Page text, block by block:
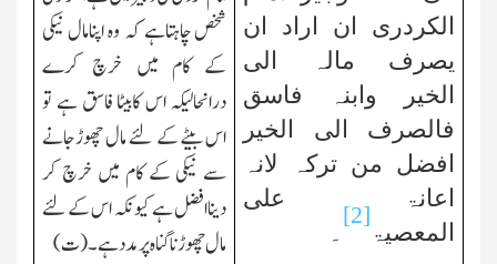
الکردری ان اراد ان
یصرف مالہ الی
الخیر وابنہ فاسق
فالصرف الی الخیر
افضل من ترکہ لانہ
اعانۃ علی
المعصیۃ
[2]
۔
شخص چاہتاہے کہ وہ اپنامال نیکی
کے کام میں خرچ کرے
درانحالیکہ اس کابیٹا فاسق ہے تو
اس بیٹے کے لئے مال چھوڑجانے
سے نیکی کے کام میں خرچ کر
دیناافضل ہے کیونکہ اس کے لئے
مال چھوڑنا گناہ پر مدد ہے۔(ت)